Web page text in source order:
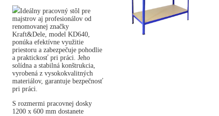
Ideálny pracovný stôl pre
majstrov aj profesionálov od
renomovanej značky
Kraft&Dele, model KD640,
ponúka efektívne využitie
priestoru a zabezpečuje pohodlie
a praktickosť pri práci. Jeho
solídna a stabilná konštrukcia,
vyrobená z vysokokvalitných
materiálov, garantuje bezpečnosť
pri práci.
S rozmermi pracovnej dosky
1200 x 600 mm dostanete